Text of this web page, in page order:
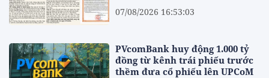
07/08/2026 16:53:03
PVcomBank huy động 1.000 tỷ
đồng từ kênh trái phiếu trước
thềm đưa cổ phiếu lên UPCoM